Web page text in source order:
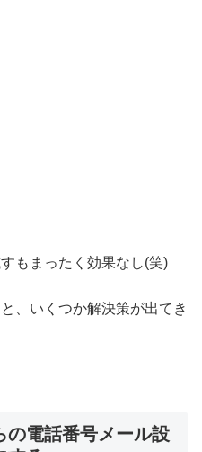
もまったく効果なし(笑)
、いくつか解決策が出てき
の電話番号メール設